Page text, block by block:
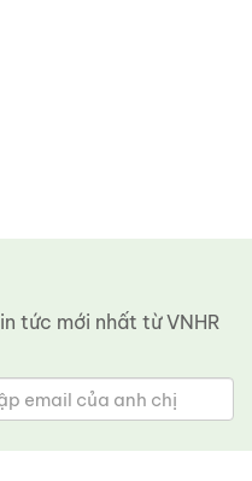
tức mới nhất từ ​​VNHR